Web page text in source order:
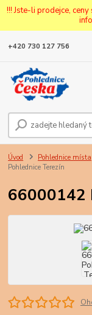
!!! Jste-li prodejce,
+420 730 127 756
Úvod Pohlednice místa
Pohlednice Terezín
66000142